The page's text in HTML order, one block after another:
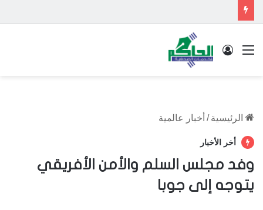
القائمة تسجيل الدخول
الرئيسية / أخبار عالمية
أخر الأخبار
وفد مجلس السلم والأمن الأفريقي
يتوجه إلى جوبا